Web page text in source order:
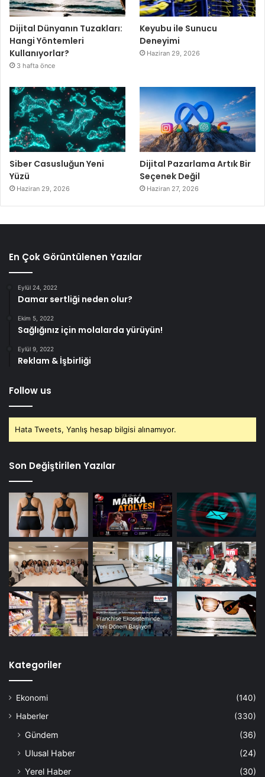
Dijital Dünyanın Tuzakları:
Hangi Yöntemleri
Kullanıyorlar?
3 hafta önce
Keyubu ile Sunucu
Deneyimi
Haziran 29, 2026
Siber Casusluğun Yeni
Yüzü
Haziran 29, 2026
Dijital Pazarlama Artık Bir
Seçenek Değil
Haziran 27, 2026
En Çok Görüntülenen Yazılar
Eylül 24, 2022
Damar sertliği neden olur?
Ekim 5, 2022
Sağlığınız için molalarda yürüyün!
Eylül 9, 2022
Reklam & İşbirliği
Follow us
Hata Tweets, Yanlış hesap bilgisi alınamıyor.
Son Değiştirilen Yazılar
Kategoriler
Ekonomi
(140)
Haberler
(330)
Gündem
(36)
Ulusal Haber
(24)
Yerel Haber
(30)